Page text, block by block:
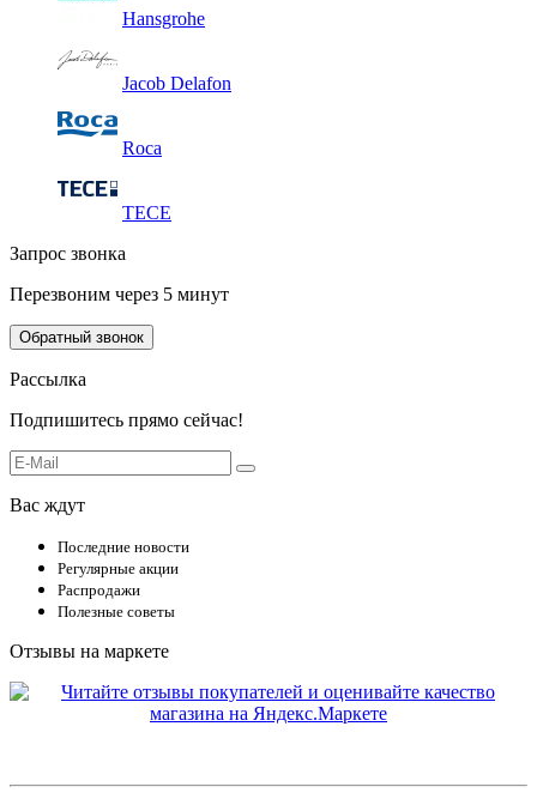
Hansgrohe
Jacob Delafon
Roca
TECE
Запрос звонка
Перезвоним через 5 минут
Обратный звонок
Рассылка
Подпишитесь прямо сейчас!
Вас ждут
Последние новости
Регулярные акции
Распродажи
Полезные советы
Отзывы на маркете